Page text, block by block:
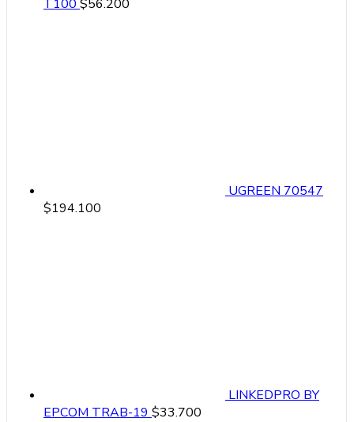
T100 $56.200
UGREEN 70547
$194.100
LINKEDPRO BY
EPCOM TRAB-19 $33.700